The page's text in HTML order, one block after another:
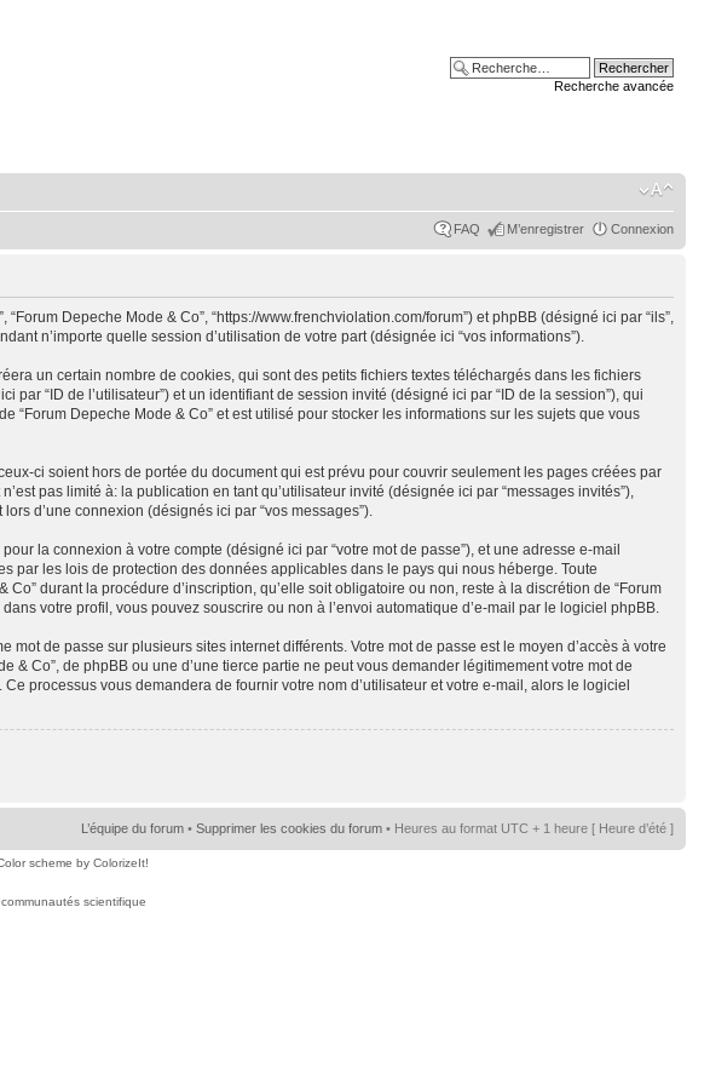
Recherche avancée
FAQ M’enregistrer Connexion
Depeche Mode & Co”, “https://www.frenchviolation.com/forum”) et phpBB (désigné ici par “ils”,
n’importe quelle session d’utilisation de votre part (désignée ici “vos informations”).
un certain nombre de cookies, qui sont des petits fichiers textes téléchargés dans les fichiers
“ID de l’utilisateur”) et un identifiant de session invité (désigné ici par “ID de la session”), qui
Depeche Mode & Co” et est utilisé pour stocker les informations sur les sujets que vous
ci soient hors de portée du document qui est prévu pour couvrir seulement les pages créées par
pas limité à: la publication en tant qu’utilisateur invité (désignée ici par “messages invités”),
d’une connexion (désignés ici par “vos messages”).
la connexion à votre compte (désigné ici par “votre mot de passe”), et une adresse e-mail
par les lois de protection des données applicables dans le pays qui nous héberge. Toute
durant la procédure d’inscription, qu’elle soit obligatoire ou non, reste à la discrétion de “Forum
votre profil, vous pouvez souscrire ou non à l’envoi automatique d’e-mail par le logiciel phpBB.
de passe sur plusieurs sites internet différents. Votre mot de passe est le moyen d’accès à votre
Co”, de phpBB ou une d’une tierce partie ne peut vous demander légitimement votre mot de
processus vous demandera de fournir votre nom d’utilisateur et votre e-mail, alors le logiciel
L’équipe du forum • Supprimer les cookies du forum • Heures au format UTC + 1 heure [ Heure d’été ]
scheme by ColorizeIt!
scientifique